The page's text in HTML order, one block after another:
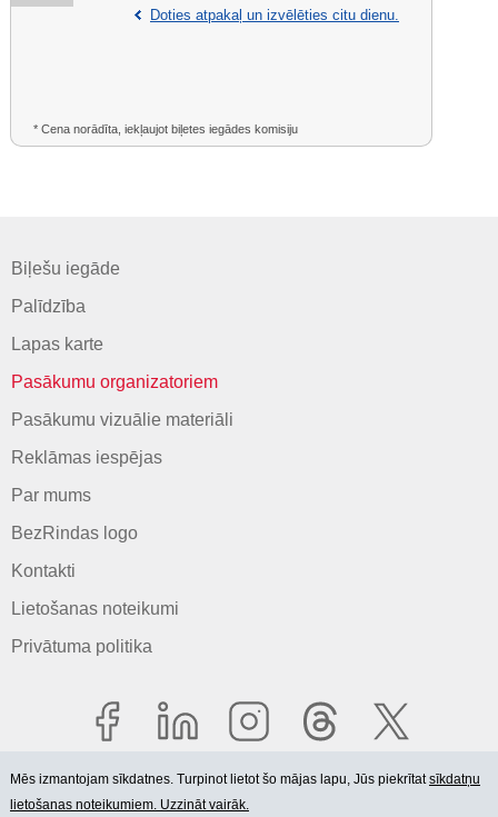
Doties atpakaļ un izvēlēties citu dienu.
* Cena norādīta, iekļaujot biļetes iegādes komisiju
Biļešu iegāde
Palīdzība
Lapas karte
Pasākumu organizatoriem
Pasākumu vizuālie materiāli
Reklāmas iespējas
Par mums
BezRindas logo
Kontakti
Lietošanas noteikumi
Privātuma politika
Mēs izmantojam sīkdatnes. Turpinot lietot šo mājas lapu, Jūs piekrītatsīkdatņu
lietošanas noteikumiem. Uzzināt vairāk.